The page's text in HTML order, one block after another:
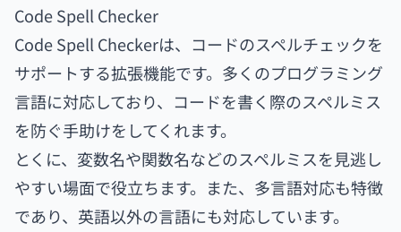
Code Spell Checker
Code Spell Checkerは、コードのスペルチェックを
サポートする拡張機能です。多くのプログラミング
言語に対応しており、コードを書く際のスペルミス
を防ぐ手助けをしてくれます。
とくに、変数名や関数名などのスペルミスを見逃し
やすい場面で役立ちます。また、多言語対応も特徴
であり、英語以外の言語にも対応しています。